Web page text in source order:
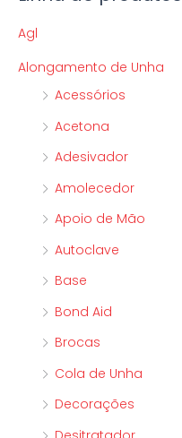
o
r
Agl
Alongamento de Unha
Acessórios
Acetona
Adesivador
Amolecedor
Apoio de Mão
Autoclave
Base
Bond Aid
Brocas
Cola de Unha
Decorações